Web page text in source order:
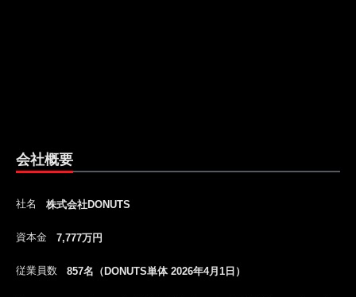
会社概要
社名 株式会社DONUTS
資本金 7,777万円
従業員数 857名（DONUTS単体 2026年4月1日）